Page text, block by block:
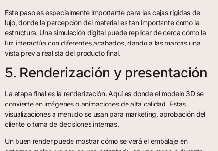
Este paso es especialmente importante para las cajas rígidas de
lujo, donde la percepción del material es tan importante como la
estructura. Una simulación digital puede replicar de cerca cómo la
luz interactúa con diferentes acabados, dando a las marcas una
vista previa realista del producto final.
5. Renderización y presentación
La etapa final es la renderización. Aquí es donde el modelo 3D se
convierte en imágenes o animaciones de alta calidad. Estas
visualizaciones a menudo se usan para marketing, aprobación del
cliente o toma de decisiones internas.
Un buen render puede mostrar cómo se verá el embalaje en